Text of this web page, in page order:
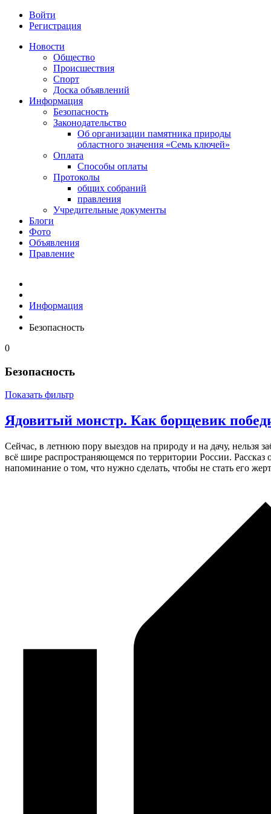
Войти
Регистрация
Новости
Общество
Происшествия
Спорт
Доска объявлений
Информация
Безопасность
Законодательство
Об организации памятника природы
областного значения «Семь ключей»
Оплата
Способы оплаты
Протоколы
общих собраний
правления
Учредительные документы
Блоги
Фото
Объявления
Правление
Информация
Безопасность
0
Безопасность
Показать фильтр
Ядовитый монстр. Как борщевик
Сейчас, в летнюю пору выездов на природу и на дачу, нельзя
всё шире распространяющемся по территории России.
напоминание о том, что нужно сделать, чтобы не стать его